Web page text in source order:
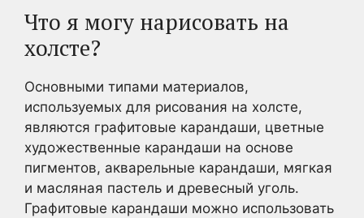
Что я могу нарисовать на
холсте?
Основными типами материалов,
используемых для рисования на холсте,
являются графитовые карандаши, цветные
художественные карандаши на основе
пигментов, акварельные карандаши, мягкая
и масляная пастель и древесный уголь.
Графитовые карандаши можно использовать